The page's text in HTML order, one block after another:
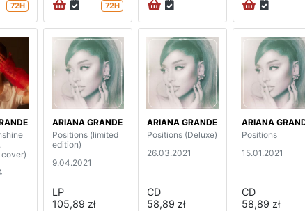
72H 72H
ARIANA GRANDE
Positions (limited
edition)
9.04.2021
LP
105,89 zł
ARIANA GRANDE
Positions (Deluxe)
26.03.2021
CD
58,89 zł
ARIANA
Positions
15.01.2021
CD
58,89 zł